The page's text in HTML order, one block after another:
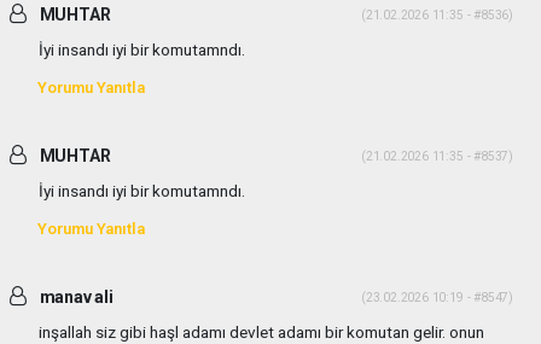
MUHTAR (21.02.2026 11:35 - #8536)
İyi insandı iyi bir komutamndı.
Yorumu Yanıtla
MUHTAR (21.02.2026 11:35 - #8537)
İyi insandı iyi bir komutamndı.
Yorumu Yanıtla
manav ali (23.02.2026 10:19 - #8547)
inşallah siz gibi haşl adamı devlet adamı bir komutan gelir. onun